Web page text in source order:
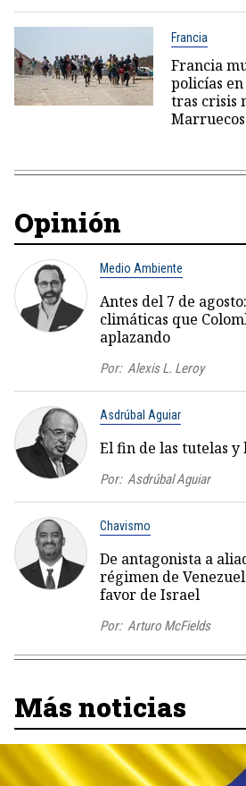
Francia
Francia
policías
tras crisis
Marruecos
Opinión
Medio Ambiente
Antes del 7 de
climáticas que
aplazando
Por: Alexis L. Leroy
Asdrúbal Aguiar
El fin de las tutelas
Por: Asdrúbal Aguiar
Chavismo
De antagonista a
régimen de
favor de Israel
Por: Arturo McFields
Más noticias